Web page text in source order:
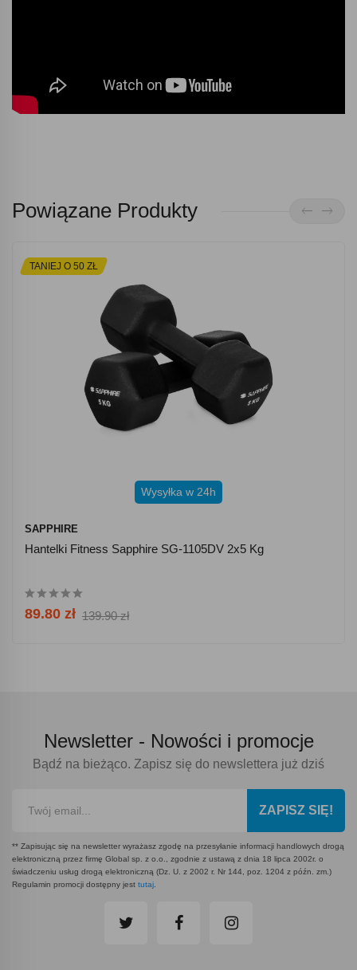
Powiązane Produkty
TANIEJ O 50 ZŁ
Wysyłka w 24h
SAPPHIRE
Hantelki Fitness Sapphire SG-1105DV 2x5 Kg
89.80 zł 139.90 zł
Newsletter - Nowości i promocje
Bądź na bieżąco. Zapisz się do newslettera już dziś
ZAPISZ SIĘ!
** Zapisując się na newsletter wyrażasz zgodę na przesyłanie informacji handlowych drogą
elektroniczną przez firmę Global sp. z o.o., zgodnie z ustawą z dnia 18 lipca 2002r. o
świadczeniu usług drogą elektroniczną (Dz. U. z 2002 r. Nr 144, poz. 1204 z późn. zm.)
Regulamin promocji dostępny jest tutaj.